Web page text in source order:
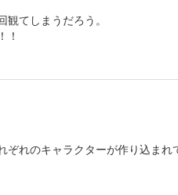
観てしまうだろう。
！
ぞれのキャラクターが作り込ま